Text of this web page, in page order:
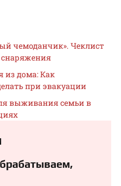
чемоданчик». Чеклист
из дома: Как
при эвакуации
выживания семьи в